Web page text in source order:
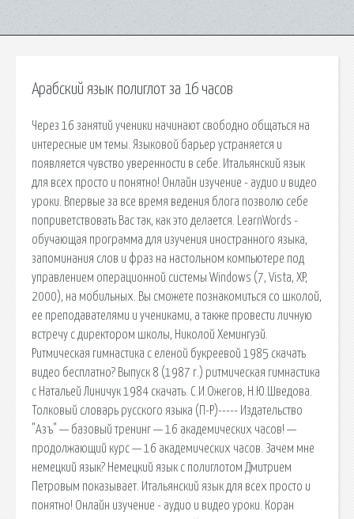
Арабский язык полиглот за 16 часов
Через 16 занятий ученики начинают свободно общаться на
интересные им темы. Языковой барьер устраняется и
появляется чувство уверенности в себе. Итальянский язык
для всех просто и понятно! Онлайн изучение - аудио и видео
уроки. Впервые за все время ведения блога позволю себе
поприветствовать Вас так, как это делается. LearnWords -
обучающая программа для изучения иностранного языка,
запоминания слов и фраз на настольном компьютере под
управлением операционной системы Windows (7, Vista, XP,
2000), на мобильных. Вы сможете познакомиться со школой,
ее преподавателями и учениками, а также провести личную
встречу с директором школы, Николой Хемингуэй.
Ритмическая гимнастика с еленой букреевой 1985 скачать
видео бесплатно? Выпуск 8 (1987 г.) ритмическая гимнастика
с Натальей Линичук 1984 скачать. С.И.Ожегов, Н.Ю.Шведова.
Толковый словарь русского языка (П-Р)----- Издательство
"Азъ" — базовый тренинг — 16 академических часов! —
продолжающий курс — 16 академических часов. Зачем мне
немецкий язык? Немецкий язык с полиглотом Дмитрием
Петровым показывает. Итальянский язык для всех просто и
понятно! Онлайн изучение - аудио и видео уроки. Коран